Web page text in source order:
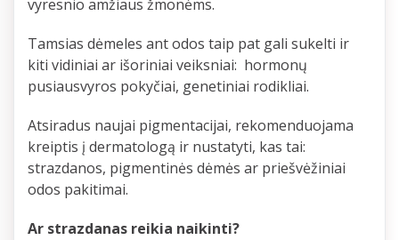
vyresnio amžiaus žmonėms.
Tamsias dėmeles ant odos taip pat gali sukelti ir
kiti vidiniai ar išoriniai veiksniai: hormonų
pusiausvyros pokyčiai, genetiniai rodikliai.
Atsiradus naujai pigmentacijai, rekomenduojama
kreiptis į dermatologą ir nustatyti, kas tai:
strazdanos, pigmentinės dėmės ar priešvėžiniai
odos pakitimai.
Ar strazdanas reikia naikinti?